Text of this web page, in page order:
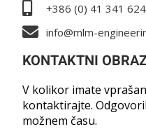
+386 (0) 41 341 624
info@mlm-
KONTAKTNI
V kolikor imate
kontaktirajte.
možnem času.